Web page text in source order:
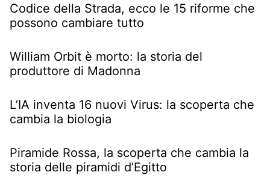
Codice della Strada, ecco le 15 riforme che
possono cambiare tutto
William Orbit è morto: la storia del
produttore di Madonna
L’IA inventa 16 nuovi Virus: la scoperta che
cambia la biologia
Piramide Rossa, la scoperta che cambia la
storia delle piramidi d’Egitto